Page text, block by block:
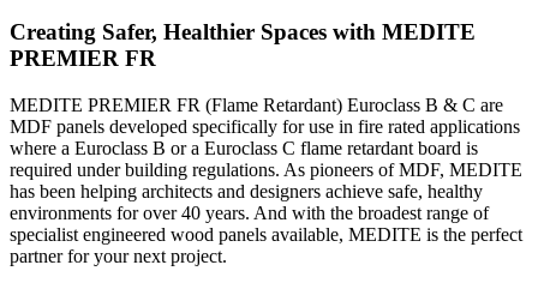
Creating Safer, Healthier Spaces with MEDITE
PREMIER FR
MEDITE PREMIER FR (Flame Retardant) Euroclass B & C are
MDF panels developed specifically for use in fire rated applications
where a Euroclass B or a Euroclass C flame retardant board is
required under building regulations. As pioneers of MDF, MEDITE
has been helping architects and designers achieve safe, healthy
environments for over 40 years. And with the broadest range of
specialist engineered wood panels available, MEDITE is the perfect
partner for your next project.